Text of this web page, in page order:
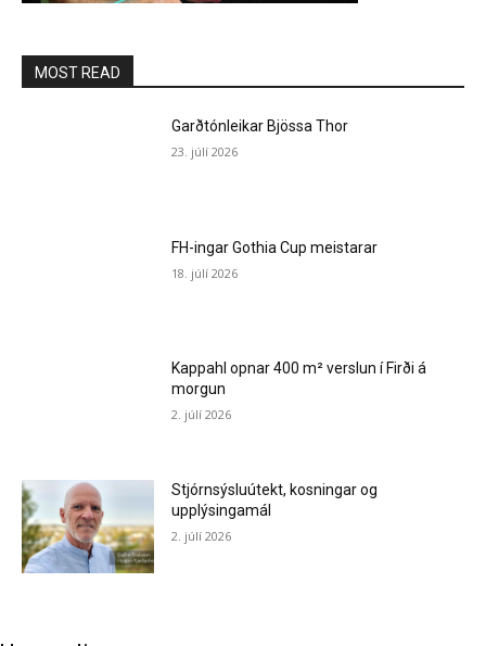
MOST READ
Garðtónleikar Bjössa Thor
23. júlí 2026
FH-ingar Gothia Cup meistarar
18. júlí 2026
Kappahl opnar 400 m² verslun í Firði á
morgun
2. júlí 2026
Stjórnsýsluútekt, kosningar og
upplýsingamál
2. júlí 2026